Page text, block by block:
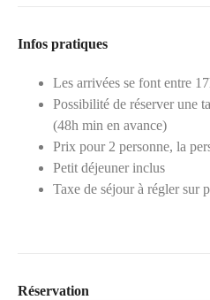
Infos pratiques
Les arrivées se font entre
Possibilité de réserver une
(48h min en avance)
Prix pour 2 personne, la
Petit déjeuner inclus
Taxe de séjour à régler sur
Réservation